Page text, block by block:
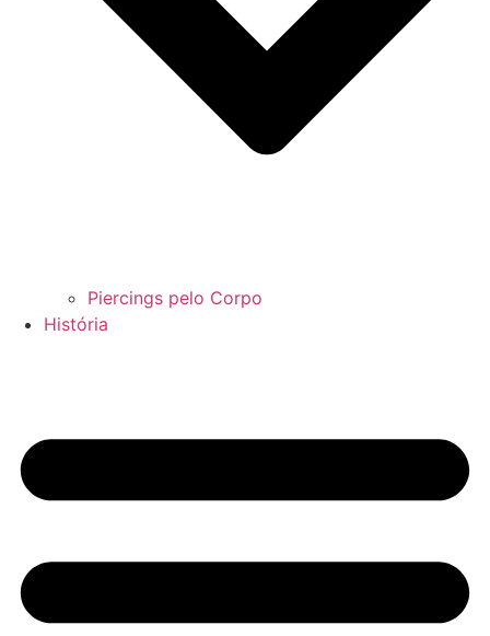
Piercings pelo Corpo
História